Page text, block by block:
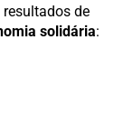
de
solidária: